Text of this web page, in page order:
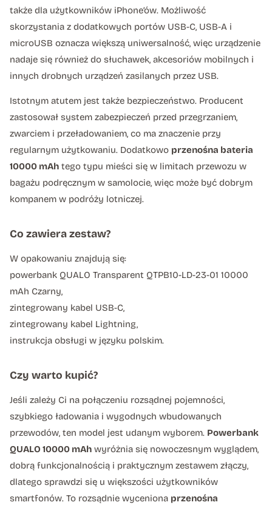
także dla użytkowników iPhone’ów. Możliwość
skorzystania z dodatkowych portów USB-C, USB-A i
microUSB oznacza większą uniwersalność, więc urządzenie
nadaje się również do słuchawek, akcesoriów mobilnych i
innych drobnych urządzeń zasilanych przez USB.
Istotnym atutem jest także bezpieczeństwo. Producent
zastosował system zabezpieczeń przed przegrzaniem,
zwarciem i przeładowaniem, co ma znaczenie przy
regularnym użytkowaniu. Dodatkowo przenośna bateria
10000 mAh tego typu mieści się w limitach przewozu w
bagażu podręcznym w samolocie, więc może być dobrym
kompanem w podróży lotniczej.
Co zawiera zestaw?
W opakowaniu znajdują się:
powerbank QUALO Transparent QTPB10-LD-23-01 10000
mAh Czarny,
zintegrowany kabel USB-C,
zintegrowany kabel Lightning,
instrukcja obsługi w języku polskim.
Czy warto kupić?
Jeśli zależy Ci na połączeniu rozsądnej pojemności,
szybkiego ładowania i wygodnych wbudowanych
przewodów, ten model jest udanym wyborem. Powerbank
QUALO 10000 mAh wyróżnia się nowoczesnym wyglądem,
dobrą funkcjonalnością i praktycznym zestawem złączy,
dlatego sprawdzi się u większości użytkowników
smartfonów. To rozsądnie wyceniona przenośna